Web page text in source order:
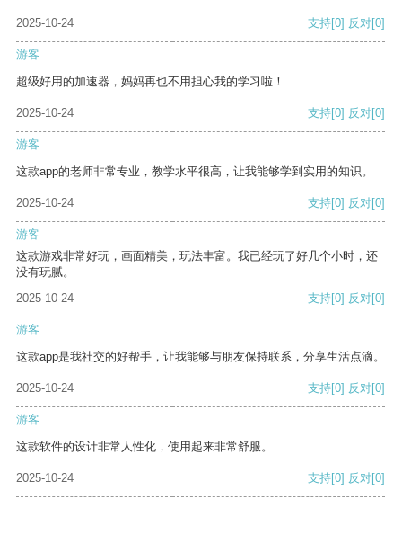
2025-10-24 支持[0] 反对[0]
游客
超级好用的加速器，妈妈再也不用担心我的学习啦！
2025-10-24 支持[0] 反对[0]
游客
这款app的老师非常专业，教学水平很高，让我能够学到实用的知识。
2025-10-24 支持[0] 反对[0]
游客
这款游戏非常好玩，画面精美，玩法丰富。我已经玩了好几个小时，还
没有玩腻。
2025-10-24
支持[0] 反对[0]
游客
这款app是我社交的好帮手，让我能够与朋友保持联系，分享生活点滴。
2025-10-24 支持[0] 反对[0]
游客
这款软件的设计非常人性化，使用起来非常舒服。
2025-10-24 支持[0] 反对[0]